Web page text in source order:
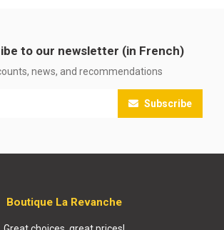
to our newsletter (in French)
news, and recommendations
Subscribe
Boutique La Revanche